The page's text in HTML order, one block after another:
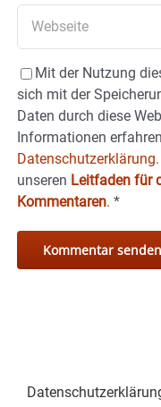
Mit der Nutzung
sich mit der
Daten durch diese
Informationen
Datenschutzerklärung.
unseren Leitfaden für
Kommentaren. *